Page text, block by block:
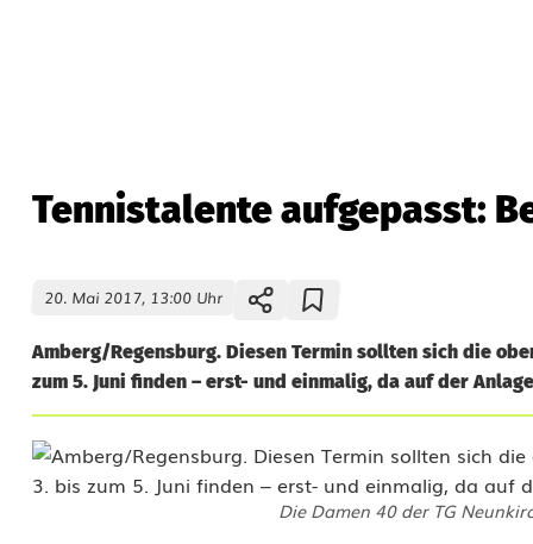
Tennistalente aufgepasst:
20. Mai 2017, 13:00 Uhr
Amberg/Regensburg. Diesen Termin sollten sich die
zum 5. Juni finden – erst- und einmalig, da auf der
Die Damen 40 der TG